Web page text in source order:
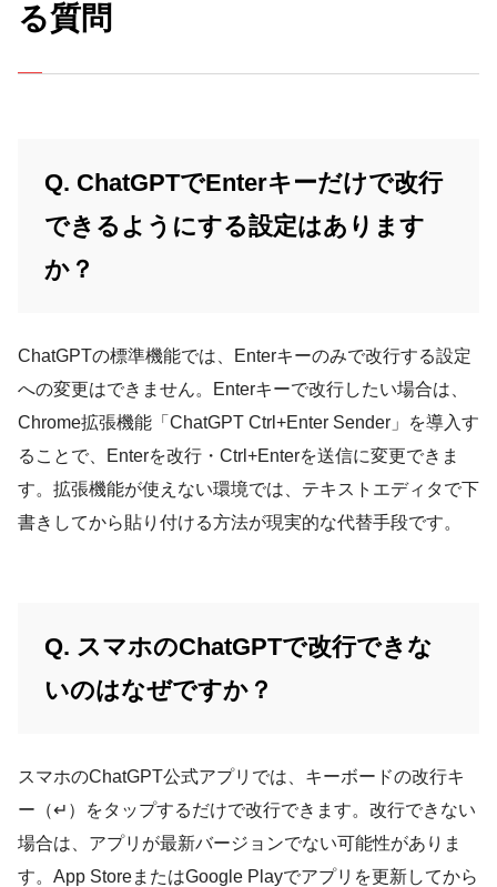
る質問
Q. ChatGPTでEnterキーだけで改行
できるようにする設定はあります
か？
ChatGPTの標準機能では、Enterキーのみで改行する設定
への変更はできません。Enterキーで改行したい場合は、
Chrome拡張機能「ChatGPT Ctrl+Enter Sender」を導入す
ることで、Enterを改行・Ctrl+Enterを送信に変更できま
す。拡張機能が使えない環境では、テキストエディタで下
書きしてから貼り付ける方法が現実的な代替手段です。
Q. スマホのChatGPTで改行できな
いのはなぜですか？
スマホのChatGPT公式アプリでは、キーボードの改行キ
ー（↵）をタップするだけで改行できます。改行できない
場合は、アプリが最新バージョンでない可能性がありま
す。App StoreまたはGoogle Playでアプリを更新してから